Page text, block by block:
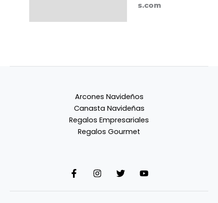
s.com
Arcones Navideños
Canasta Navideñas
Regalos Empresariales
Regalos Gourmet